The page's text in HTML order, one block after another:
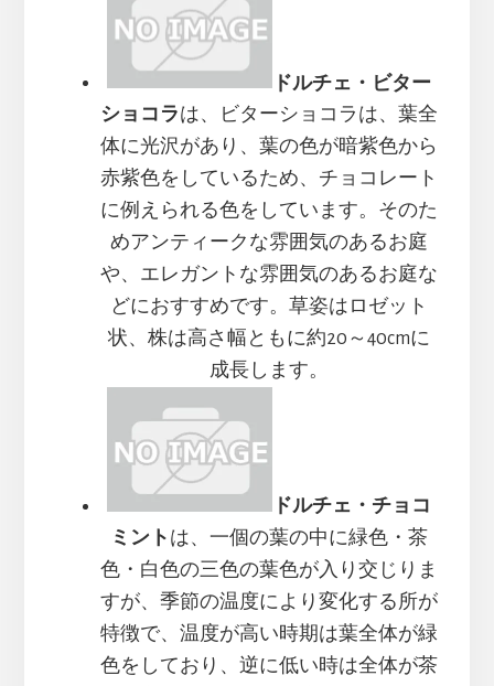
ドルチェ・ビター
ショコラは、ビターショコラは、葉全
体に光沢があり、葉の色が暗紫色から
赤紫色をしているため、チョコレート
に例えられる色をしています。そのた
めアンティークな雰囲気のあるお庭
や、エレガントな雰囲気のあるお庭な
どにおすすめです。草姿はロゼット
状、株は高さ幅ともに約20～40cmに
成長します。
ドルチェ・チョコ
ミント は、一個の葉の中に緑色・茶
色・白色の三色の葉色が入り交じりま
すが、季節の温度により変化する所が
特徴で、温度が高い時期は葉全体が緑
色をしており、逆に低い時は全体が茶